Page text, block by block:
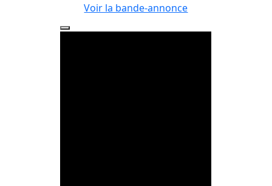
Voir la bande-annonce